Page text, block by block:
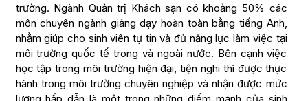
trường. Ngành Quản trị Khách sạn có khoảng 50% các
môn chuyên ngành giảng dạy hoàn toàn bằng tiếng Anh,
nhằm giúp cho sinh viên tự tin và đủ năng lực làm việc tại
môi trường quốc tế trong và ngoài nước. Bên cạnh việc
học tập trong môi trường hiện đại, tiện nghi thì được thực
hành trong môi trường chuyên nghiệp và nhận được mức
lương hấp dẫn là một trong những điểm mạnh của sinh